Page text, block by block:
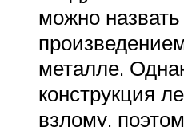
можно
металле.
конструкция
взлому,